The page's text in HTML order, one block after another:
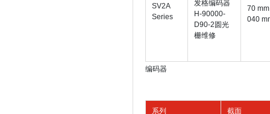
SV2A
Series
70
040
编码器
系列 截面